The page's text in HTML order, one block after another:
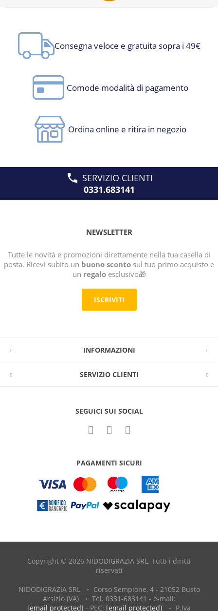
Consegna veloce e gratuita sopra i 49€
Comode modalità di pagamento
Ordina online e ritira in negozio
SERVIZIO CLIENTI
0331.683141
NEWSLETTER
Tutte le novità e promozioni direttamente nella tua casella di
posta. Ricevi subito un buono sconto sul tuo primo acquisto e
un regaloesclusivo🎁
ISCRIVITI
INFORMAZIONI
SERVIZIO CLIENTI
SEGUICI SUI SOCIAL
PAGAMENTI SICURI
Copyright © 2026 NIDODIGRAZIA SRL. Tutti i diritti
riservati
NIDODIGRAZIA SRL
Corso Sempione, 4 - 21052 Busto
Arsizio (VA)
Tel. 0331-683141 - e-mail:
[email protected] - PEC: [email protected] P.Iva